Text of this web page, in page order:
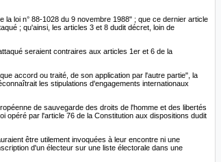
loi n° 88-1028 du 9 novembre 1988" ; que ce dernier article
; qu'ainsi, les articles 3 et 8 dudit décret, loin de
seraient contraires aux articles 1er et 6 de la
accord ou traité, de son application par l'autre partie", la
les stipulations d'engagements internationaux
de sauvegarde des droits de l'homme et des libertés
opéré par l'article 76 de la Constitution aux dispositions dudit
être utilement invoquées à leur encontre ni une
d'un électeur sur une liste électorale dans une